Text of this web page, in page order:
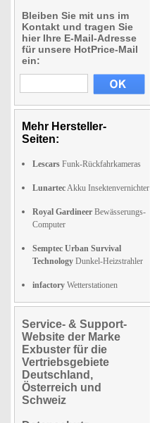
Bleiben Sie mit uns im
Kontakt und tragen Sie
hier Ihre E-Mail-Adresse
für unsere HotPrice-Mail
ein:
Mehr Hersteller-
Seiten:
Lescars Funk-Rückfahrkameras
LunartecAkku Insektenvernichter
Royal Gardineer Bewässerungs-
Computer
Semptec Urban Survival
Technology Dunkel-Heizstrahler
infactory Wetterstationen
Service- & Support-
Website der Marke
Exbuster für die
Vertriebsgebiete
Deutschland,
Österreich und
Schweiz